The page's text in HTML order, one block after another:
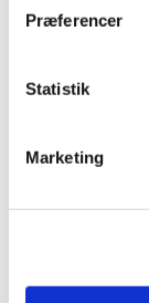
Præferencer
Statistik
Marketing
januar (19)
2022 (197)
2020 (263)
2018 (150)